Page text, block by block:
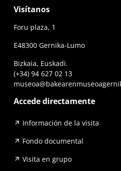
Visítanos
Foru plaza, 1
E48300 Gernika-Lumo
Bizkaia, Euskadi.
(+34) 94 627 02 13
Accede directamente
Información de la visita
Fondo documental
Visita en grupo